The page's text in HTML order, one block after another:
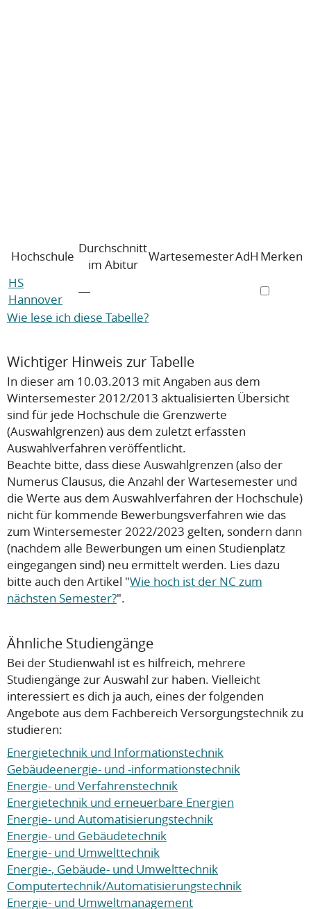
Hochschule
Durchschnitt
im Abitur
WartesemesterAdH Merken
HS
Hannover
―
Wie lese ich diese Tabelle?
Wichtiger Hinweis zur Tabelle
In dieser am 10.03.2013 mit Angaben aus dem
Wintersemester 2012/2013 aktualisierten Übersicht
sind für jede Hochschule die Grenzwerte
(Auswahlgrenzen) aus dem zuletzt erfassten
Auswahlverfahren veröffentlicht.
Beachte bitte, dass diese Auswahlgrenzen (also der
Numerus Clausus, die Anzahl der Wartesemester und
die Werte aus dem Auswahlverfahren der Hochschule)
nichtfür kommende Bewerbungsverfahren wie das
zum Wintersemester 2022/2023 gelten, sondern dann
(nachdem alle Bewerbungen um einen Studienplatz
eingegangen sind) neu ermittelt werden. Lies dazu
bitte auch den Artikel "Wie hoch ist der NC zum
nächsten Semester?".
Ähnliche Studiengänge
Bei der Studienwahl ist es hilfreich, mehrere
Studiengänge zur Auswahl zur haben. Vielleicht
interessiert es dich ja auch, eines der folgenden
Angebote aus dem Fachbereich Versorgungstechnik zu
studieren:
Energietechnik und Informationstechnik
Gebäudeenergie- und -informationstechnik
Energie- und Verfahrenstechnik
Energietechnik und erneuerbare Energien
Energie- und Automatisierungstechnik
Energie- und Gebäudetechnik
Energie- und Umwelttechnik
Energie-, Gebäude- und Umwelttechnik
Computertechnik/Automatisierungstechnik
Energie- und Umweltmanagement